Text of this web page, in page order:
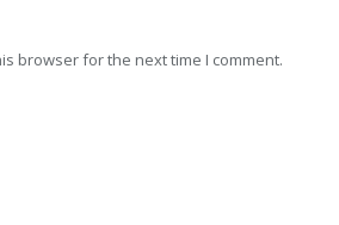
browser for the next time I comment.